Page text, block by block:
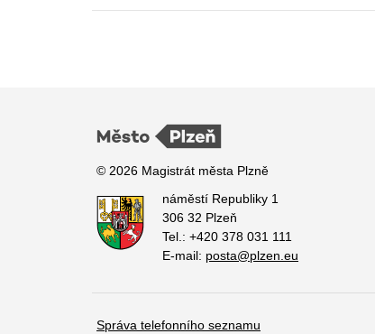
© 2026 Magistrát města Plzně
náměstí Republiky 1
306 32 Plzeň
Tel.: +420 378 031 111
E-mail: posta@plzen.eu
Správa telefonního seznamu